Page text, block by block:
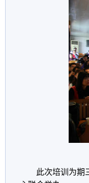
此次培训为期